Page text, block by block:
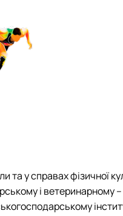
та у справах фізичної
і ветеринарному